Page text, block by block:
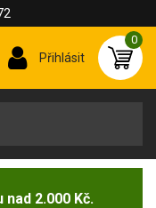
Přihlásit
0
2.000 Kč.